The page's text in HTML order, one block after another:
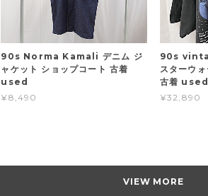
90s Norma Kamali デニム ジ
ャケット ショップコート 古着
used
¥8,490
90s
スターウ
古着 used
¥32,890
VIEW MORE